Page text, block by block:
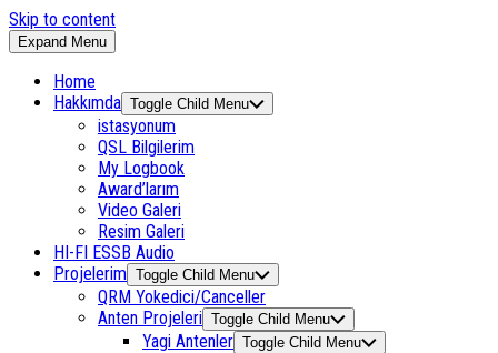
Skip to content
Expand Menu
Home
Hakkımda Toggle Child Menu
istasyonum
QSL Bilgilerim
My Logbook
Award’larım
Video Galeri
Resim Galeri
HI-FI ESSB Audio
Projelerim Toggle Child Menu
QRM Yokedici/Canceller
Anten Projeleri Toggle Child Menu
Yagi Antenler Toggle Child Menu